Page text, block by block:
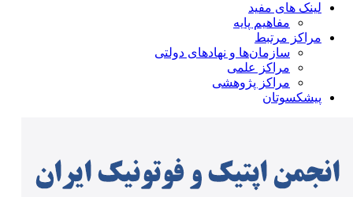
لینک های مفید
مفاهیم پایه
مراکز مرتبط
سازمان‌ها و نهادهای دولتی
مراکز علمی
مراکز پژوهشی
پیشکسوتان